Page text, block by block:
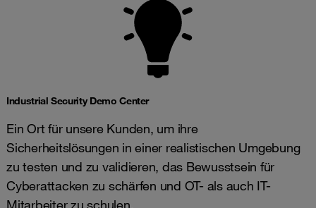
Industrial Security Demo Center
Ein Ort für unsere Kunden, um ihre
Sicherheitslösungen in einer realistischen Umgebung
zu testen und zu validieren, das Bewusstsein für
Cyberattacken zu schärfen und OT- als auch IT-
Mitarbeiter zu schulen.